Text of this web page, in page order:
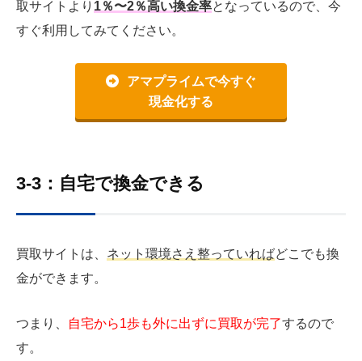
取サイトより 1％〜2％高い換金率となっているので、今
すぐ利用してみてください。
アマプライムで今すぐ
現金化する
3-3：自宅で換金できる
買取サイトは、 ネット環境さえ整っていればどこでも換
金ができます。
つまり、 自宅から1歩も外に出ずに買取が完了するので
す。